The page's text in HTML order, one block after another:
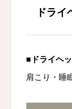
ドラ
■ドライヘ
肩こり・睡